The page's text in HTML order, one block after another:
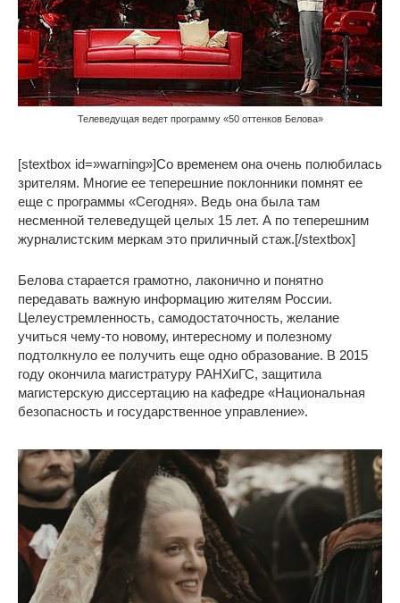
Телеведущая ведет программу «50 оттенков Белова»
[stextbox id=»warning»]Со временем она очень полюбилась
зрителям. Многие ее теперешние поклонники помнят ее
еще с программы «Сегодня». Ведь она была там
несменной телеведущей целых 15 лет. А по теперешним
журналистским меркам это приличный стаж.[/stextbox]
Белова старается грамотно, лаконично и понятно
передавать важную информацию жителям России.
Целеустремленность, самодостаточность, желание
учиться чему-то новому, интересному и полезному
подтолкнуло ее получить еще одно образование. В 2015
году окончила магистратуру РАНХиГС, защитила
магистерскую диссертацию на кафедре «Национальная
безопасность и государственное управление».